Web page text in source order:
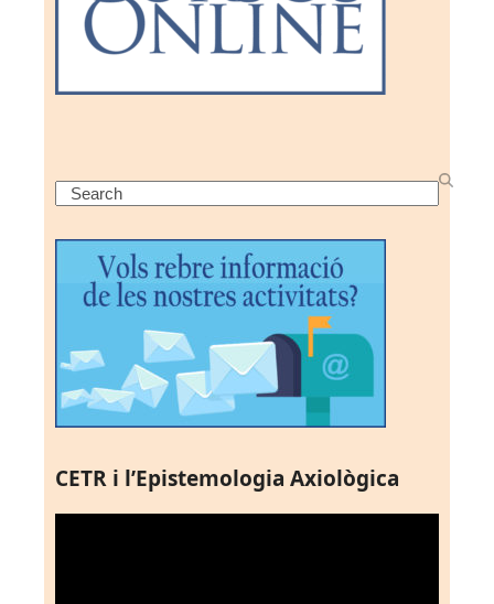
Search
CETR i l’Epistemologia Axiològica